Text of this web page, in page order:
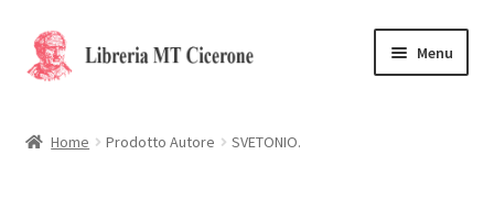
Vai
alla
Vai
al
Menu
Home Prodotto Autore SVETONIO.